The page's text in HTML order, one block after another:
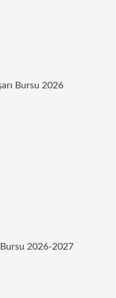
Bursu 2026
2026-2027